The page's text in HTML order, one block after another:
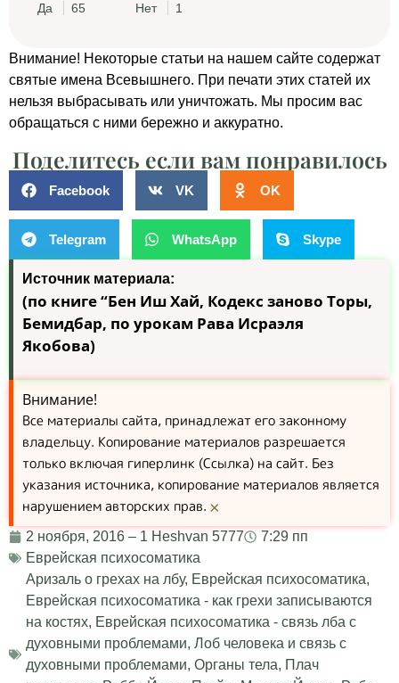
Да 65 Нет 1
Внимание! Некоторые статьи на нашем сайте содержат
святые имена Всевышнего. При печати этих статей их
нельзя выбрасывать или уничтожать. Мы просим вас
обращаться с ними бережно и аккуратно.
Поделитесь если вам понравилось
Facebook VK OK
Telegram WhatsApp Skype
Источник материала:
(по книге “Бен Иш Хай, Кодекс заново Торы,
Бемидбар, по урокам Рава Исраэля
Якобова)
Внимание!
Все материалы сайта, принадлежат его законному
владельцу. Копирование материалов разрешается
только включая гиперлинк (Ссылка) на сайт. Без
указания источника, копирование материалов является
нарушением авторских прав. ×
2 ноября, 2016 – 1 Heshvan 5777
7:29 пп
Еврейская психосоматика
Аризаль о грехах на лбу, Еврейская психосоматика,
Еврейская психосоматика - как грехи записываются
на костях, Еврейская психосоматика - связь лба с
духовными проблемами, Лоб человека и связь с
духовными проблемами, Органы тела, Плач